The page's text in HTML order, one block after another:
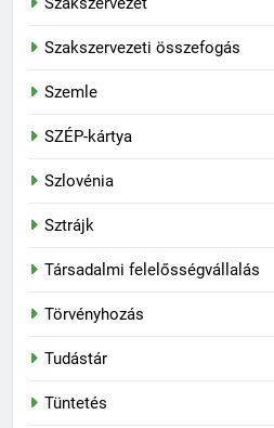
Szakszervezeti összefogás
Szemle
SZÉP-kártya
Szlovénia
Sztrájk
Társadalmi felelősségvállalás
Törvényhozás
Tudástár
Tüntetés